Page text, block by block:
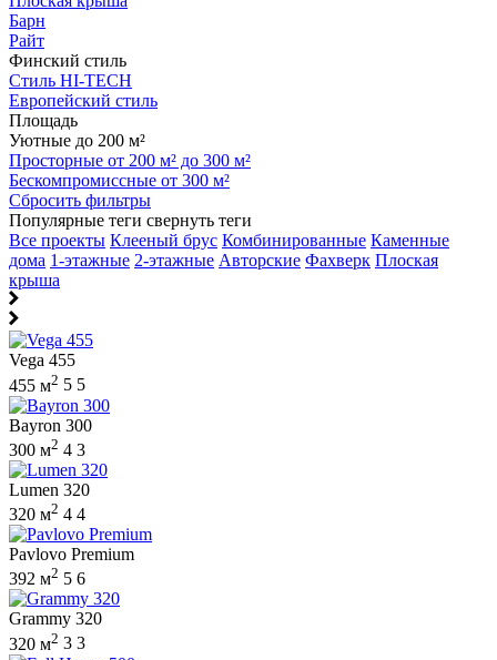
Барн
Райт
Финский стиль
Стиль HI-TECH
Европейский стиль
Площадь
Уютные до 200 м²
Просторные от 200 м² до 300 м²
Бескомпромиссные от 300 м²
Сбросить фильтры
Популярные теги свернуть теги
Все проекты Клееный брус Комбинированные Каменные
дома 1-этажные 2-этажные Авторские Фахверк Плоская
крыша
Vega 455
455 м2 5 5
Bayron 300
300 м2 4 3
Lumen 320
320 м2 4 4
Pavlovo Premium
392 м2 5 6
Grammy 320
320 м2 3 3